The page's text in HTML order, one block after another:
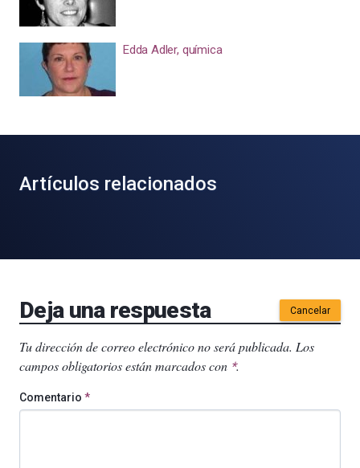
Edda Adler, química
Artículos relacionados
Deja una respuesta Cancelar
Tu dirección de correo electrónico no será publicada. Los
campos obligatorios están marcados con *.
Comentario *